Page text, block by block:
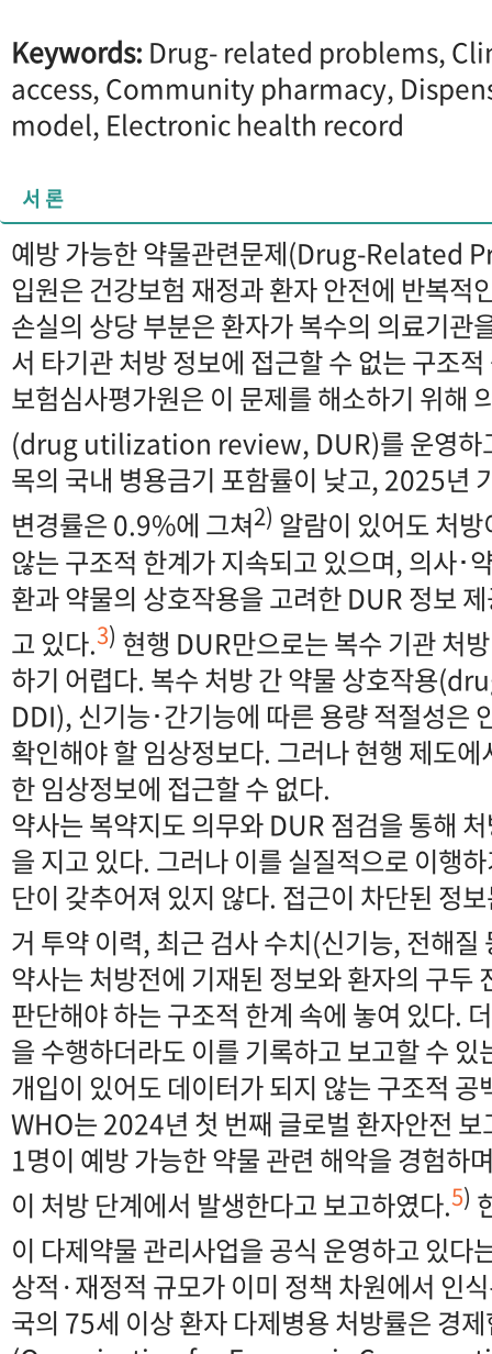
Keywords: Drug- related problems,
access, Community pharmacy,
model, Electronic health record
서 론
예방 가능한 약물관련문제(Drug-Related
입원은 건강보험 재정과 환자 안전에 반복적
손실의 상당 부분은 환자가 복수의 의료기관
서 타기관 처방 정보에 접근할 수 없는 구조
보험심사평가원은 이 문제를 해소하기 위해
(drug utilization review, DUR)를 운영하
목의 국내 병용금기 포함률이 낮고, 2025년
변경률은 0.9%에 그쳐2) 알람이 있어도 처
않는 구조적 한계가 지속되고 있으며, 의사･
환과 약물의 상호작용을 고려한 DUR 정보
고 있다.3) 현행 DUR만으로는 복수 기관 처
하기 어렵다. 복수 처방 간 약물 상호작용
DDI), 신기능･간기능에 따른 용량 적절성은
확인해야 할 임상정보다. 그러나 현행 제도
한 임상정보에 접근할 수 없다.
약사는 복약지도 의무와 DUR 점검을 통해
을 지고 있다. 그러나 이를 실질적으로 이행
단이 갖추어져 있지 않다. 접근이 차단된 정
거 투약 이력, 최근 검사 수치(신기능, 전해
약사는 처방전에 기재된 정보와 환자의 구두
판단해야 하는 구조적 한계 속에 놓여 있다.
을 수행하더라도 이를 기록하고 보고할 수
개입이 있어도 데이터가 되지 않는 구조적
WHO는 2024년 첫 번째 글로벌 환자안전
1명이 예방 가능한 약물 관련 해악을 경험하
이 처방 단계에서 발생한다고 보고하였다.5)
이 다제약물 관리사업을 공식 운영하고 있다
상적·재정적 규모가 이미 정책 차원에서 인
국의 75세 이상 환자 다제병용 처방률은 경